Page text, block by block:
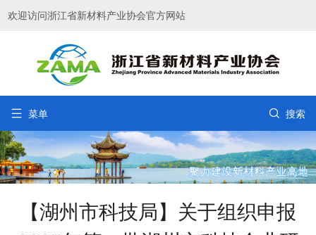
欢迎访问浙江省新材料产业协会官方网站
 菜单  搜索
【湖州市科技局】关于组织申报